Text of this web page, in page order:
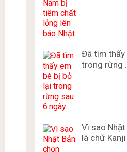
Đã tìm thấy
trong rừng
Vì sao Nhật
là chữ